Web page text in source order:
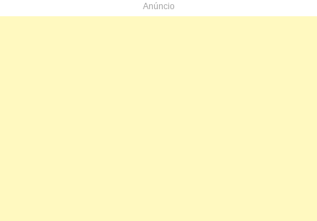
Anúncio